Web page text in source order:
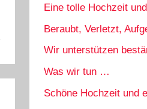
Eine tolle Hochzeit
Beraubt, Verletzt,
Wir unterstützen
Was wir tun …
Schöne Hochzeit und